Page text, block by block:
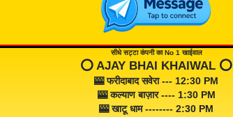
सीधे सट्टा कंपनी का No 1 खाईवाल
⭕️ AJAY BHAI KHAIWAL ⭕️
🎰 फरीदाबाद सवेरा --- 12:30 PM
🎰 कल्याण बाज़ार ---- 1:30 PM
🎰 खाटू धाम -------- 2:30 PM